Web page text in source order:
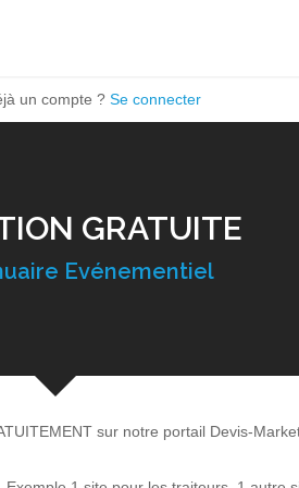
un compte ? Se connecter
GRATUITE
Evénementiel
sur notre portail Devis-